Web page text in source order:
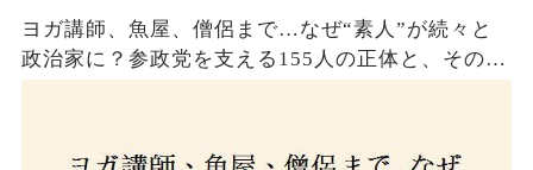
ヨガ講師、魚屋、僧侶まで…なぜ“素人”が続々と
政治家に？参政党を支える155人の正体と、その